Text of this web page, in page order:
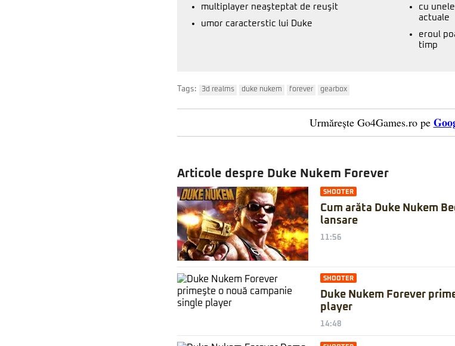
multiplayer neaşteptat de reuşit
umor caracterstic lui Duke
cu
actuale
eroul
timp
Tags: 3d realms duke nukem forever gearbox
Urmărește Go4Games.ro pe
Articole despre Duke Nukem Forever
SHOOTER
Cum arăta Duke Nukem
lansare
11:56
SHOOTER
Duke Nukem Forever
player
14:48